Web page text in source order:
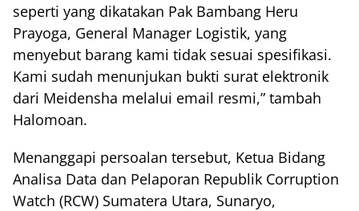
seperti yang dikatakan Pak Bambang Heru
Prayoga, General Manager Logistik, yang
menyebut barang kami tidak sesuai spesifikasi.
Kami sudah menunjukan bukti surat elektronik
dari Meidensha melalui email resmi,” tambah
Halomoan.
Menanggapi persoalan tersebut, Ketua Bidang
Analisa Data dan Pelaporan Republik Corruption
Watch (RCW) Sumatera Utara, Sunaryo,